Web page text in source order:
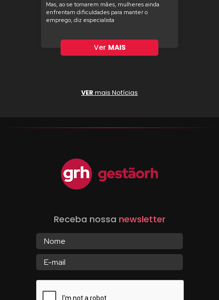
Mas, ao se tornarem mães, mulheres ainda
enfrentam dificuldades para manter o
emprego, diz especialista
Ver MAIS
VER mais Notícias
Receba nossa newsletter